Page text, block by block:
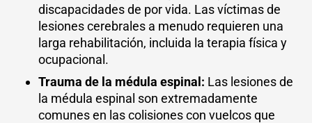
discapacidades de por vida. Las víctimas de
lesiones cerebrales a menudo requieren una
larga rehabilitación, incluida la terapia física y
ocupacional.
Trauma de la médula espinal: Las lesiones de
la médula espinal son extremadamente
comunes en las colisiones con vuelcos que